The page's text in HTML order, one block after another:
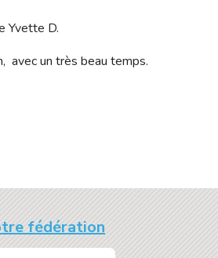
Yvette D.
avec un très beau temps.
fédération